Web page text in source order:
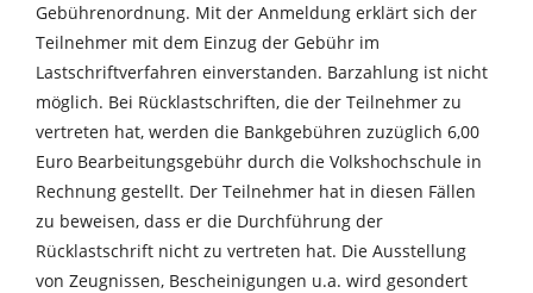
Gebührenordnung. Mit der Anmeldung erklärt sich der
Teilnehmer mit dem Einzug der Gebühr im
Lastschriftverfahren einverstanden. Barzahlung ist nicht
möglich. Bei Rücklastschriften, die der Teilnehmer zu
vertreten hat, werden die Bankgebühren zuzüglich 6,00
Euro Bearbeitungsgebühr durch die Volkshochschule in
Rechnung gestellt. Der Teilnehmer hat in diesen Fällen
zu beweisen, dass er die Durchführung der
Rücklastschrift nicht zu vertreten hat. Die Ausstellung
von Zeugnissen, Bescheinigungen u.a. wird gesondert